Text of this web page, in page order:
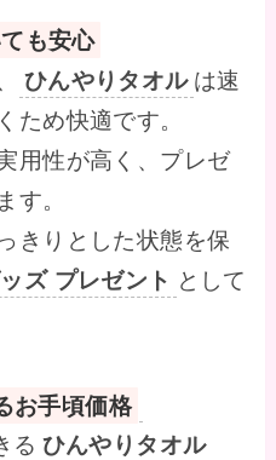
も安心
ひんやりタオル は速
ため快適です。
用性が高く、プレゼ
す。
きりとした状態を保
ズ プレゼント として
お手頃価格
る ひんやりタオル